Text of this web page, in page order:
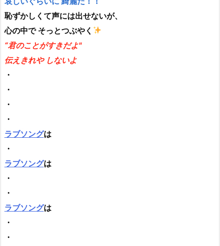
恥ずかしくて声には出せないが、
心の中で そっとつぶやく
“君のことがすきだよ"
伝えきれや しないよ
・
・
・
・
ラブソングは
・
ラブソングは
・
・
ラブソングは
・
・